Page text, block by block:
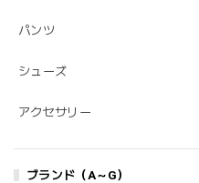
パンツ
シューズ
アクセサリー
ブランド（A～G）